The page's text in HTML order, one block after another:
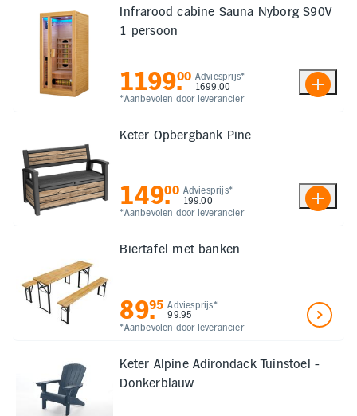
Infrarood cabine Sauna Nyborg S90V
1 persoon
Adviesprijs*
1699.00
*Aanbevolen door leverancier
1199.
00
Keter Opbergbank Pine
Adviesprijs*
199.00
*Aanbevolen door leverancier
149.
00
Biertafel met banken
Adviesprijs*
99.95
*Aanbevolen door leverancier
89.
95
Keter Alpine Adirondack Tuinstoel -
Donkerblauw